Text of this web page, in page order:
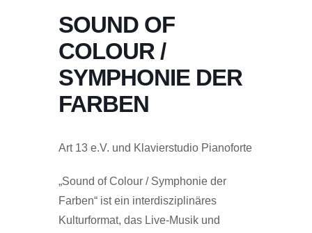
SOUND OF
COLOUR /
SYMPHONIE DER
FARBEN
Art 13 e.V. und Klavierstudio Pianoforte
„Sound of Colour / Symphonie der
Farben“ ist ein interdisziplinäres
Kulturformat, das Live-Musik und